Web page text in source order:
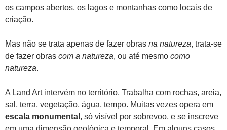
os campos abertos, os lagos e montanhas como locais de
criação.
Mas não se trata apenas de fazer obras na natureza, trata-se
de fazer obras com a natureza, ou até mesmo como
natureza.
A Land Art intervém no território. Trabalha com rochas, areia,
sal, terra, vegetação, água, tempo. Muitas vezes opera em
escala monumental , só visível por sobrevoo, e se inscreve